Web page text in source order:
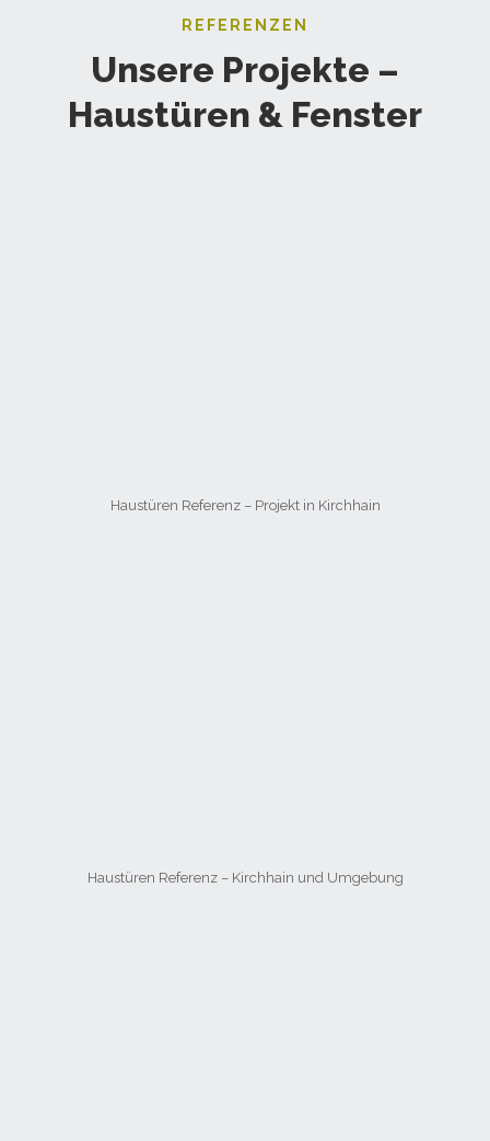
REFERENZEN
Unsere Projekte –
Haustüren & Fenster
Haustüren Referenz – Projekt in Kirchhain
Haustüren Referenz – Kirchhain und Umgebung